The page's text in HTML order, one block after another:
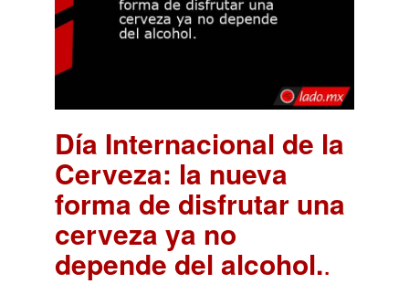
Día Internacional de la
Cerveza: la nueva
forma de disfrutar una
cerveza ya no
depende del alcohol..